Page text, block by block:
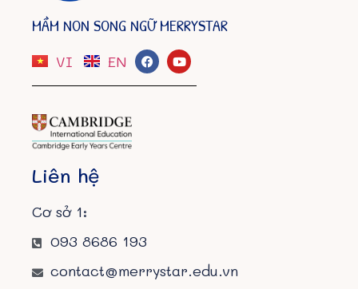
MẦM NON SONG NGỮ MERRYSTAR
VI EN
Liên hệ
Cơ sở 1:
093 8686 193
contact@merrystar.edu.vn